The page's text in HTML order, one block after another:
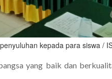
kepada para siswa /
yang baik dan